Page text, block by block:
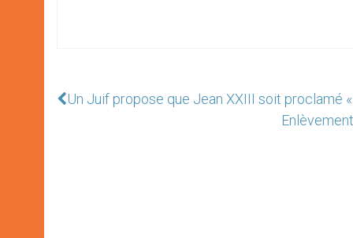
Un Juif propose que Jean XXIII soit proclamé